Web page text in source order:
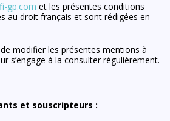
gp.com et les présentes conditions
au droit français et sont rédigées en
modifier les présentes mentions à
s’engage à la consulter régulièrement.
et souscripteurs :